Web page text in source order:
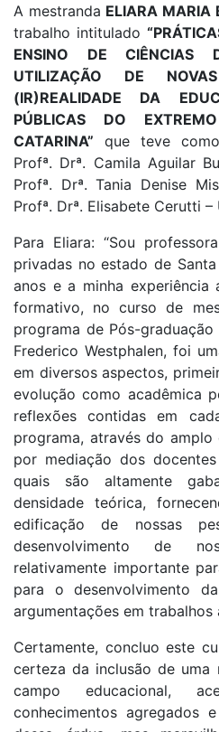
A mestranda ELIARA MARIA
trabalho intitulado
ENSINO DE
UTILIZAÇÃO DE
(IR)REALIDADE DA
PÚBLICAS DO
CATARINA” que teve
Profª. Drª. Camila Aguilar
Profª. Drª. Tania Denise
Profª. Drª. Elisabete Cerutti –
Para Eliara: “Sou
privadas no estado de
anos e a minha experiência
formativo, no curso de
programa de Pós-
Frederico Westphalen, foi
em diversos aspectos,
evolução como acadêmica
reflexões contidas em
programa, através do amplo
por mediação dos
quais são altamente
densidade teórica,
edificação de nossas
desenvolvimento de
relativamente importante
para o desenvolvimento
argumentações em trabalhos
Certamente, concluo este
certeza da inclusão de uma
campo educacional,
conhecimentos agregados